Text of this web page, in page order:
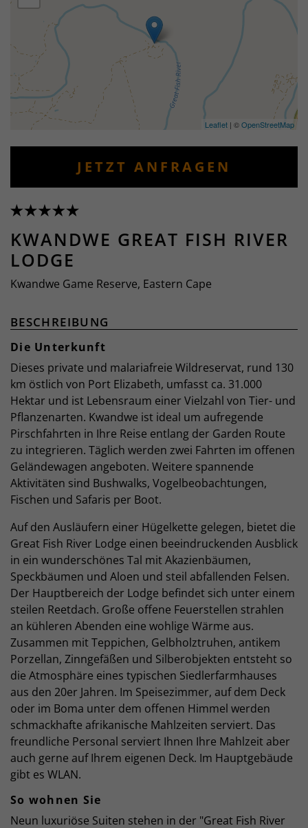
Leaflet | ©OpenStreetMap
JETZT ANFRAGEN
KWANDWE GREAT FISH RIVER
LODGE
Kwandwe Game Reserve, Eastern Cape
BESCHREIBUNG
Die Unterkunft
Dieses private und malariafreie Wildreservat, rund 130
km östlich von Port Elizabeth, umfasst ca. 31.000
Hektar und ist Lebensraum einer Vielzahl von Tier- und
Pflanzenarten. Kwandwe ist ideal um aufregende
Pirschfahrten in Ihre Reise entlang der Garden Route
zu integrieren. Täglich werden zwei Fahrten im offenen
Geländewagen angeboten. Weitere spannende
Aktivitäten sind Bushwalks, Vogelbeobachtungen,
Fischen und Safaris per Boot.
Auf den Ausläufern einer Hügelkette gelegen, bietet die
Great Fish River Lodge einen beeindruckenden Ausblick
in ein wunderschönes Tal mit Akazienbäumen,
Speckbäumen und Aloen und steil abfallenden Felsen.
Der Hauptbereich der Lodge befindet sich unter einem
steilen Reetdach. Große offene Feuerstellen strahlen
an kühleren Abenden eine wohlige Wärme aus.
Zusammen mit Teppichen, Gelbholztruhen, antikem
Porzellan, Zinngefäßen und Silberobjekten entsteht so
die Atmosphäre eines typischen Siedlerfarmhauses
aus den 20er Jahren. Im Speisezimmer, auf dem Deck
oder im Boma unter dem offenen Himmel werden
schmackhafte afrikanische Mahlzeiten serviert. Das
freundliche Personal serviert Ihnen Ihre Mahlzeit aber
auch gerne auf Ihrem eigenen Deck. Im Hauptgebäude
gibt es WLAN.
So wohnen Sie
Neun luxuriöse Suiten stehen in der "Great Fish River